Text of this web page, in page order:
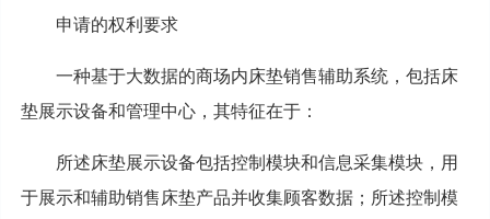
申请的权利要求
一种基于大数据的商场内床垫销售辅助系统，包括床
垫展示设备和管理中心，其特征在于：
所述床垫展示设备包括控制模块和信息采集模块，用
于展示和辅助销售床垫产品并收集顾客数据；所述控制模